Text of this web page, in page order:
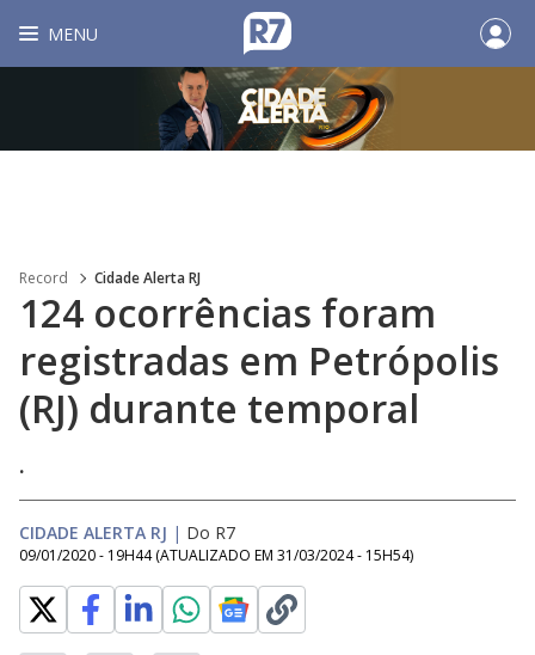
MENU
Record Cidade Alerta RJ
124 ocorrências foram
registradas em Petrópolis
(RJ) durante temporal
.
CIDADE ALERTA RJ | Do R7
09/01/2020 - 19H44 (ATUALIZADO EM 31/03/2024 - 15H54)